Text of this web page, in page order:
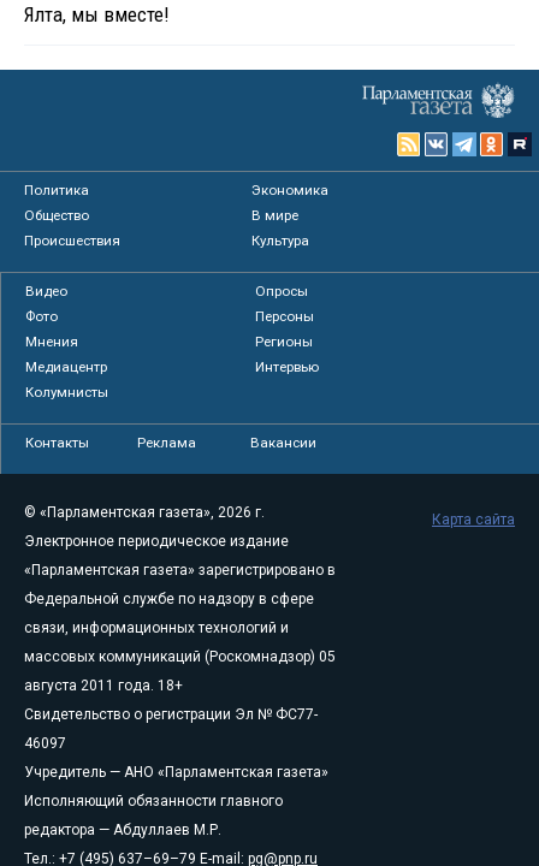
Ялта, мы вместе!
Политика
Экономика
Общество
В мире
Происшествия
Культура
Видео
Опросы
Фото
Персоны
Мнения
Регионы
Медиацентр
Интервью
Колумнисты
Контакты Реклама Вакансии
© «Парламентская газета», 2026 г.
Электронное периодическое издание
«Парламентская газета» зарегистрировано в
Федеральной службе по надзору в сфере
связи, информационных технологий и
массовых коммуникаций (Роскомнадзор) 05
августа 2011 года. 18+
Свидетельство о регистрации Эл № ФС77-
46097
Учредитель — АНО «Парламентская газета»
Исполняющий обязанности главного
редактора — Абдуллаев М.Р.
Тел.: +7 (495) 637–69–79 E-mail: pg@pnp.ru
Карта сайта